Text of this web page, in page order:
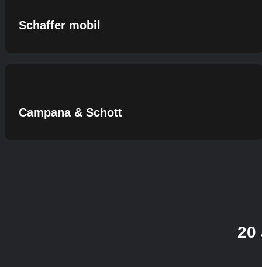
Schaffer mobil
Campana & Schott
20